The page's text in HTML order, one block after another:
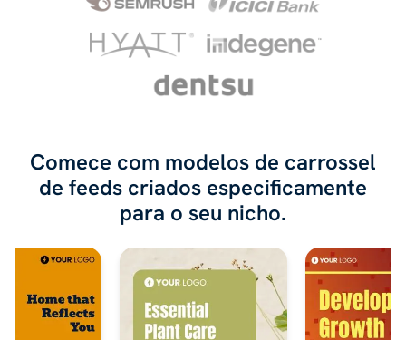
Comece com modelos de carrossel
de feeds criados especificamente
para o seu nicho.